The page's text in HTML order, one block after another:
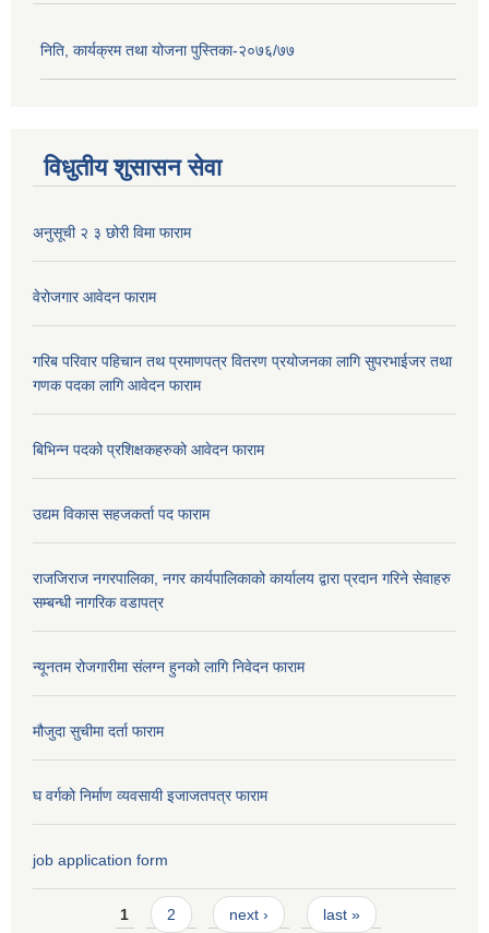
निति, कार्यक्रम तथा योजना पुस्तिका-२०७६/७७
विधुतीय शुसासन सेवा
अनुसूची २ ३ छोरी विमा फाराम
वेरोजगार आवेदन फाराम
गरिब परिवार पहिचान तथ प्रमाणपत्र वितरण प्रयोजनका लागि सुपरभाईजर तथा
गणक पदका लागि आवेदन फाराम
बिभिन्न पदको प्रशिक्षकहरुको आवेदन फाराम
उद्यम विकास सहजकर्ता पद फाराम
राजजिराज नगरपालिका, नगर कार्यपालिकाको कार्यालय द्वारा प्रदान गरिने सेवाहरु
सम्बन्धी नागरिक वडापत्र
न्यूनतम रोजगारीमा संलग्न हुनको लागि निवेदन फाराम
मौजुदा सुचीमा दर्ता फाराम
घ वर्गको निर्माण व्यवसायी इजाजतपत्र फाराम
job application form
Pages1 2 next › last »